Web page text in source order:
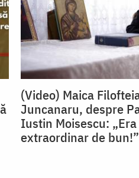
(Video) Maica
Juncanaru, despre
Iustin Moisescu:
extraordinar de bun!”